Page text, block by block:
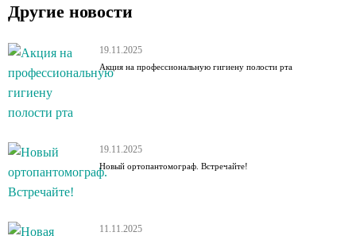
Другие новости
19.11.2025
Акция на профессиональную гигиену полости рта
19.11.2025
Новый ортопантомограф. Встречайте!
11.11.2025